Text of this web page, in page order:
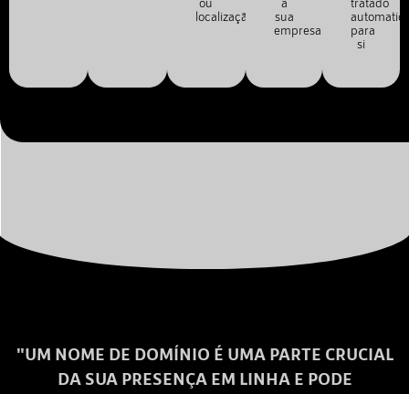
localização.
sua
empresa.
para
si
"UM NOME DE DOMÍNIO É UMA PARTE CRUCIAL
DA SUA PRESENÇA EM LINHA E PODE